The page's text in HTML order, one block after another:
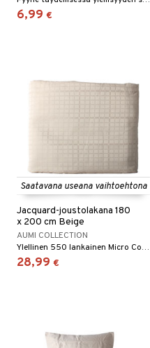
6,99 €
Saatavana useana vaihtoehtona
Jacquard-joustolakana 180
x 200 cm Beige
AUMI COLLECTION
Ylellinen 550 lankainen Micro Cotton -muotoonommeltu lakana.
28,99 €